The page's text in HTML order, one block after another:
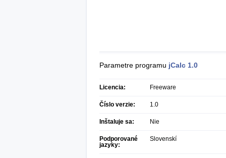
Parametre programu jCalc 1.0
Licencia: Freeware
Číslo verzie: 1.0
Inštaluje sa: Nie
Podporované
jazyky:
Slovenskí